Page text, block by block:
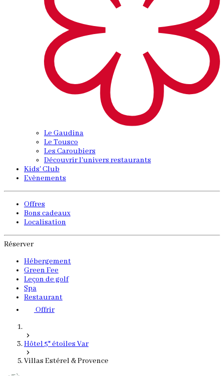
Le Gaudina
Le Tousco
Les Caroubiers
Découvrir l'univers restaurants
Kids' Club
Evènements
Offres
Bons cadeaux
Localisation
Réserver
Hébergement
Green Fee
Leçon de golf
Spa
Restaurant
Offrir
Hôtel 5* étoiles Var
Villas Estérel & Provence